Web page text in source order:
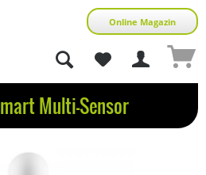
Online Magazin
Multi-Sensor